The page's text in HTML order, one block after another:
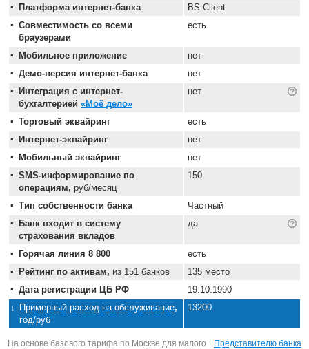
Платформа интернет-банка
BS-Client
Совместимость со всеми
браузерами
есть
Мобильное приложение
нет
Демо-версия интернет-банка
нет
Интеграция с интернет-
бухгалтерией «Моё дело»
нет
Торговый эквайринг
есть
Интернет-эквайринг
нет
Мобильный эквайринг
нет
SMS-информирование по
операциям, руб/месяц
150
Тип собственности банка
Частный
Банк входит в систему
страхования вкладов
да
Горячая линия 8 800
есть
Рейтинг по активам, из 151 банков
135 место
Дата регистрации ЦБ РФ
19.10.1990
Примерный расход на обслуживание,
год/руб
13200
На основе базового тарифа по Москве для малого
Представителю банка